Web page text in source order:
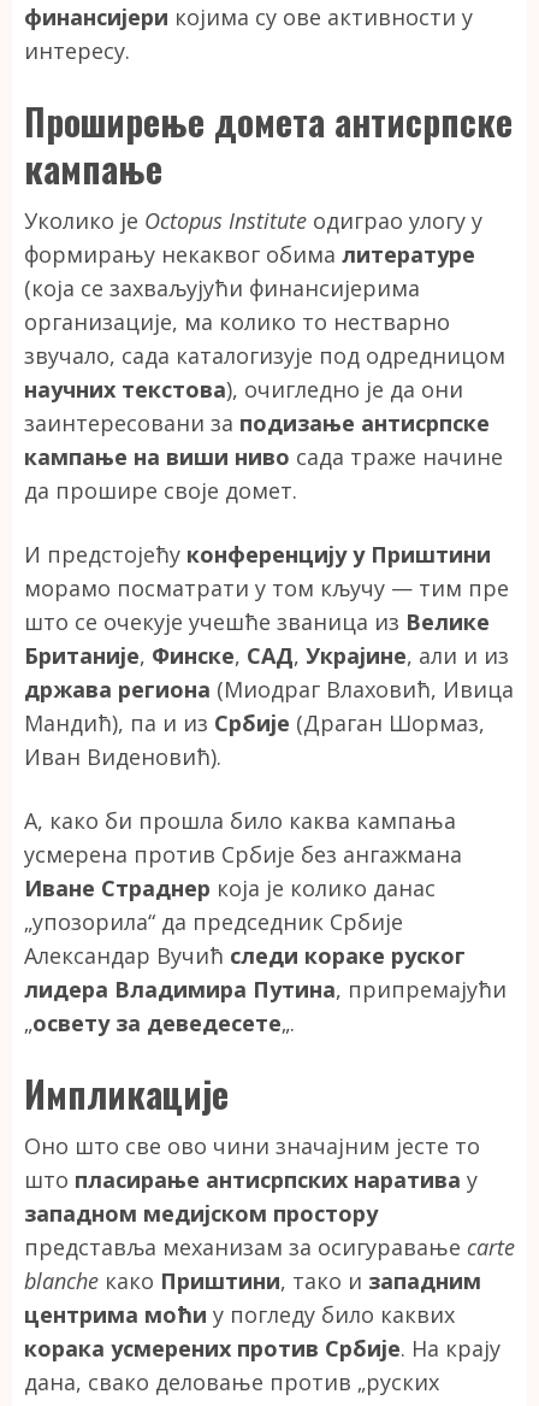
финансијери којима су ове активности у
интересу.
Проширење домета антисрпске
кампање
Уколико је Octopus Institute одиграо улогу у
формирању некаквог обима литературе
(која се захваљујући финансијерима
организације, ма колико то нестварно
звучало, сада каталогизује под одредницом
научних текстова), очигледно је да они
заинтересовани за подизање антисрпске
кампање на виши ниво сада траже начине
да прошире своје домет.
И предстојећу конференцију у Приштини
морамо посматрати у том кључу — тим пре
што се очекује учешће званица из Велике
Британије, Финске, САД, Украјине, али и из
држава региона (Миодраг Влаховић, Ивица
Мандић), па и из Србије (Драган Шормаз,
Иван Виденовић).
А, како би прошла било каква кампања
усмерена против Србије без ангажмана
Иване Страднер која је колико данас
„упозорила“ да председник Србије
Александар Вучић следи кораке руског
лидера Владимира Путина, припремајући
„освету за деведесете„.
Импликације
Оно што све ово чини значајним јесте то
што пласирање антисрпских наратива у
западном медијском простору
представља механизам за осигуравање carte
blanche како Приштини, тако и западним
центрима моћи у погледу било каквих
корака усмерених против Србије. На крају
дана, свако деловање против „руских